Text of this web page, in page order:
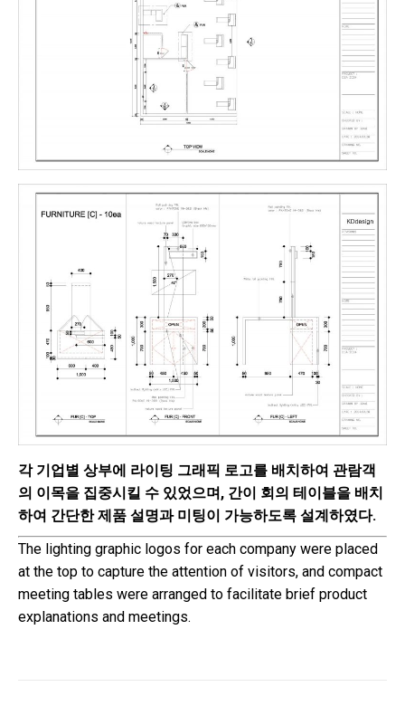
각 기업별 상부에 라이팅 그래픽 로고를 배치하여 관람객
의 이목을 집중시킬 수 있었으며, 간이 회의 테이블을 배치
하여 간단한 제품 설명과 미팅이 가능하도록 설계하였다.
The lighting graphic logos for each company were placed
at the top to capture the attention of visitors, and compact
meeting tables were arranged to facilitate brief product
explanations and meetings.